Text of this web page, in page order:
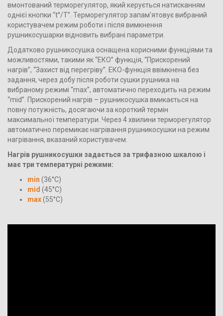
вмонтований терморегулятор, який керується натисканням
однієї кнопки “t°/T”. Терморегулятор запам'ятовує вибраний
користувачем режим роботи і після вимкнення
рушникосушарки відновить вибрані параметри.
Додатково рушникосушка оснащена корисними функціями та
можливостями, такими як “ЕКО” функція, “Прискорений
нагрів”, “Захист від перегріву”. ЕКО-функція ввімкнена без
задання, через добу після роботи сушки рушника на
вибраному режимі “max”, автоматично переходить на режим
“mid”. Прискорений нагрів – рушникосушка вмикається на
повну потужність, досягаючи за короткий термін
максимальної температури. Через 4 хвилини терморегулятор
автоматично перемикає нагрівання рушникосушки на режим
нагрівання, вказаний користувачем.
Нагрів рушникосушки задається за трифазною шкалою і
має три температурні режими:
min (36°C)
mid (45°C)
max(55°C)